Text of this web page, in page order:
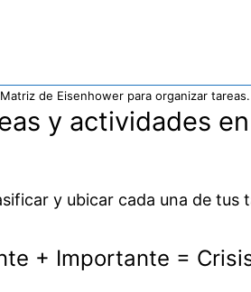
Matriz de Eisenhower para organizar tareas.
y actividades
y ubicar cada una de tus
+ Importante =